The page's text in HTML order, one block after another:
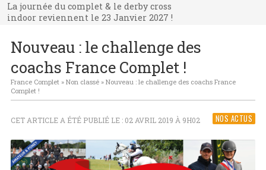
La journée du complet & le derby cross
indoor reviennent le 23 Janvier 2027 !
indoor reviennent le 23 Janvier 2027 !
Nouveau : le challenge des
coachs France Complet !
France Complet» Non classé» Nouveau : le challenge des coachs France
Complet !
NOS ACTUS
CET ARTICLE A ÉTÉ PUBLIÉ LE : 02 AVRIL 2019 À 9H02